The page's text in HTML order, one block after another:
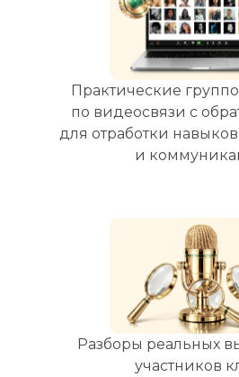
Разборы реальных
участников
Практические
по видеосвязи с
для отработки
и